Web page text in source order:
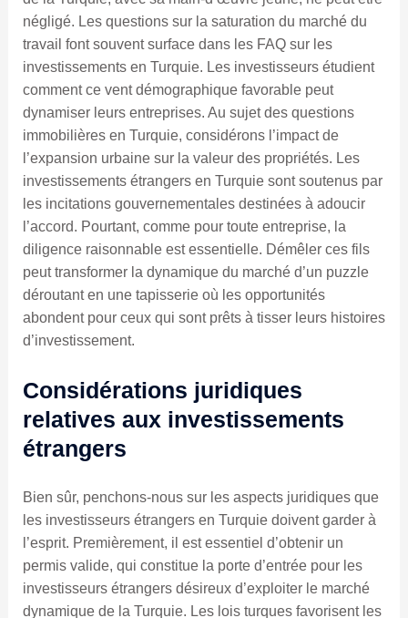
négligé. Les questions sur la saturation du marché du
travail font souvent surface dans les FAQ sur les
investissements en Turquie. Les investisseurs étudient
comment ce vent démographique favorable peut
dynamiser leurs entreprises. Au sujet des questions
immobilières en Turquie, considérons l’impact de
l’expansion urbaine sur la valeur des propriétés. Les
investissements étrangers en Turquie sont soutenus par
les incitations gouvernementales destinées à adoucir
l’accord. Pourtant, comme pour toute entreprise, la
diligence raisonnable est essentielle. Démêler ces fils
peut transformer la dynamique du marché d’un puzzle
déroutant en une tapisserie où les opportunités
abondent pour ceux qui sont prêts à tisser leurs histoires
d’investissement.
Considérations juridiques
relatives aux investissements
étrangers
Bien sûr, penchons-nous sur les aspects juridiques que
les investisseurs étrangers en Turquie doivent garder à
l’esprit. Premièrement, il est essentiel d’obtenir un
permis valide, qui constitue la porte d’entrée pour les
investisseurs étrangers désireux d’exploiter le marché
dynamique de la Turquie. Les lois turques favorisent les